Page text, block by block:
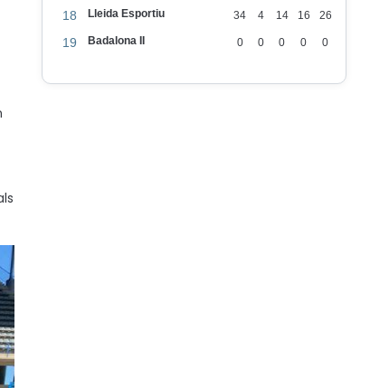
18 Lleida Esportiu 34 4 14 16 26
19 Badalona II 0 0 0 0 0